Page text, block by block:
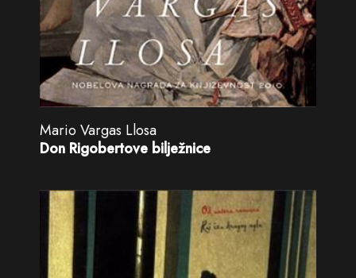
Mario Vargas Llosa
Don Rigobertove bilježnice